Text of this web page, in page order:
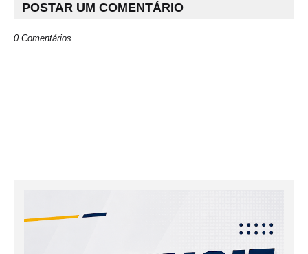
POSTAR UM COMENTÁRIO
0 Comentários